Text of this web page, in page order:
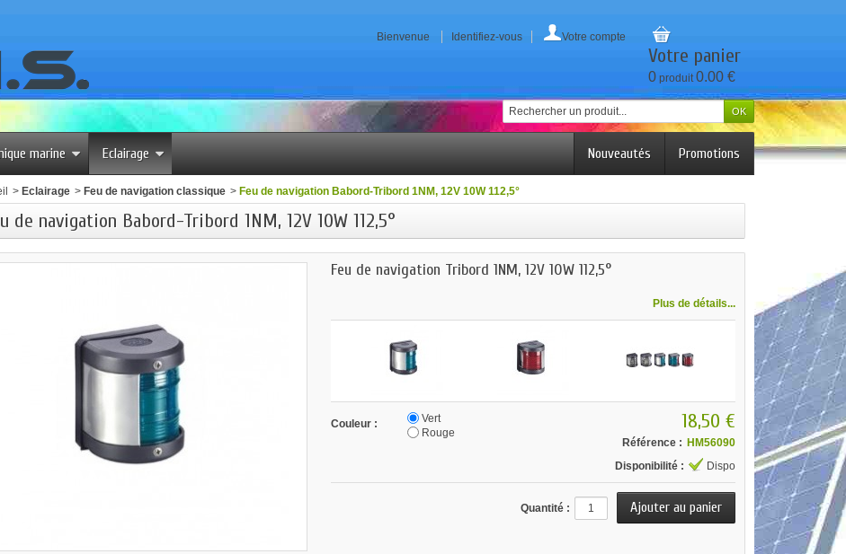
Bienvenue Identifiez-vous Votre compte
Votre panier
0 produit0.00 €
Promotions
Nouveautés
marine Eclairage
> Eclairage > Feu de navigation classique > Feu de navigation Babord-Tribord 1NM, 12V 10W 112,5°
de navigation Babord-Tribord 1NM, 12V 10W 112,5°
Feu de navigation Tribord 1NM, 12V 10W 112,5°
Plus de détails...
Couleur :
Vert
Rouge
18,50 €
Référence : HM56090
Disponibilité :
Dispo
Quantité :